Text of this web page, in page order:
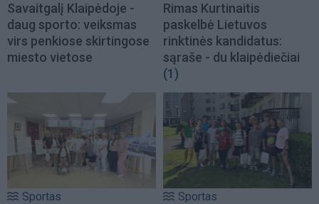
Savaitgalį Klaipėdoje -
daug sporto: veiksmas
virs penkiose skirtingose
miesto vietose
Rimas Kurtinaitis
paskelbė Lietuvos
rinktinės kandidatus:
sąraše - du klaipėdiečiai
(1)
Sportas Sportas